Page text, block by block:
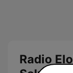
Radio